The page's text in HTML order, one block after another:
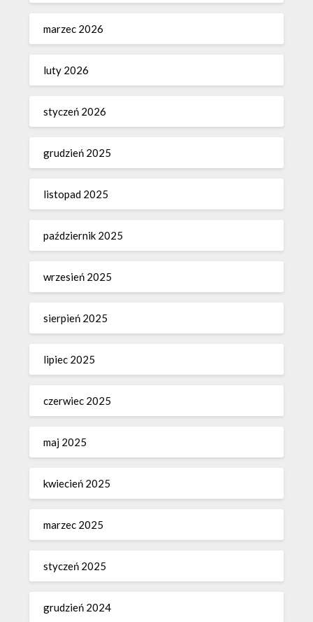
marzec 2026
luty 2026
styczeń 2026
grudzień 2025
listopad 2025
październik 2025
wrzesień 2025
sierpień 2025
lipiec 2025
czerwiec 2025
maj 2025
kwiecień 2025
marzec 2025
styczeń 2025
grudzień 2024